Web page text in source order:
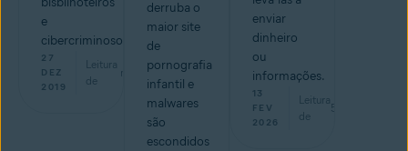
e
cibercriminosos
27
DEZ
2019
Leitura
de
min
derruba o
maior site
de
pornografia
infantil e
malwares
são
escondidos
enviar
dinheiro
ou
informações.
13
FEV
2026
Leitura
de
5